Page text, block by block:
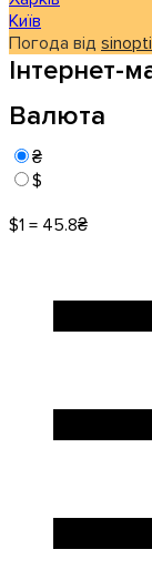
Київ
Погода від
Інтернет-
Валюта
₴
$
$1 = 45.8₴